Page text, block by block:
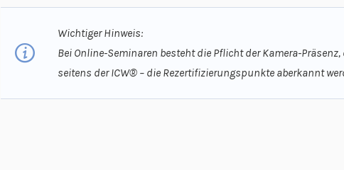
Wichtiger Hinweis:
Bei Online-Seminaren besteht die Pflicht der Kamera-
seitens der ICW® – die Rezertifizierungspunkte aberkannt